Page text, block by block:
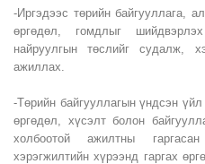
-Иргэдээс төрийн байгууллага,
өргөдөл, гомдлыг
найруулгын төслийг судалж,
ажиллах.
-Төрийн байгууллагын үндсэн
өргөдөл, хүсэлт болон
холбоотой ажилтны
хэрэгжилтийн хүрээнд гаргах